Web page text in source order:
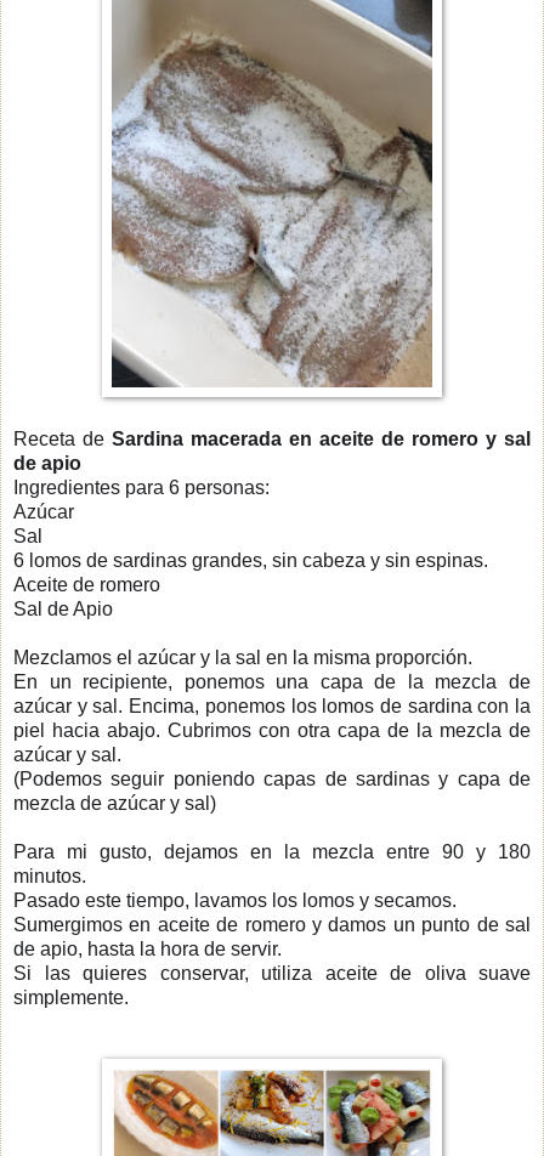
Receta de Sardina macerada en aceite de romero y sal
de apio
Ingredientes para 6 personas:
Azúcar
Sal
6 lomos de sardinas grandes, sin cabeza y sin espinas.
Aceite de romero
Sal de Apio
Mezclamos el azúcar y la sal en la misma proporción.
En un recipiente, ponemos una capa de la mezcla de
azúcar y sal. Encima, ponemos los lomos de sardina con la
piel hacia abajo. Cubrimos con otra capa de la mezcla de
azúcar y sal.
(Podemos seguir poniendo capas de sardinas y capa de
mezcla de azúcar y sal)
Para mi gusto, dejamos en la mezcla entre 90 y 180
minutos.
Pasado este tiempo, lavamos los lomos y secamos.
Sumergimos en aceite de romero y damos un punto de sal
de apio, hasta la hora de servir.
Si las quieres conservar, utiliza aceite de oliva suave
simplemente.